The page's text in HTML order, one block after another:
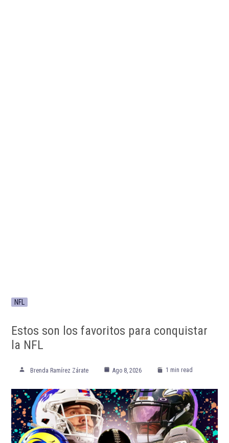
NFL
Estos son los favoritos para conquistar
la NFL
Brenda Ramírez Zárate Ago 8, 2026 1 min read